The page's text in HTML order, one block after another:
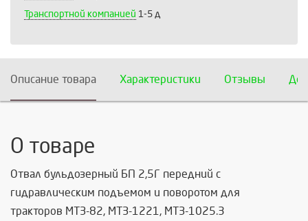
Транспортной компанией 1-5 д
Описание товара Характеристики Отзывы
О товаре
Отвал бульдозерный БП 2,5Г передний с
гидравлическим подъемом и поворотом для
тракторов МТЗ-82, МТЗ-1221, МТЗ-1025.3